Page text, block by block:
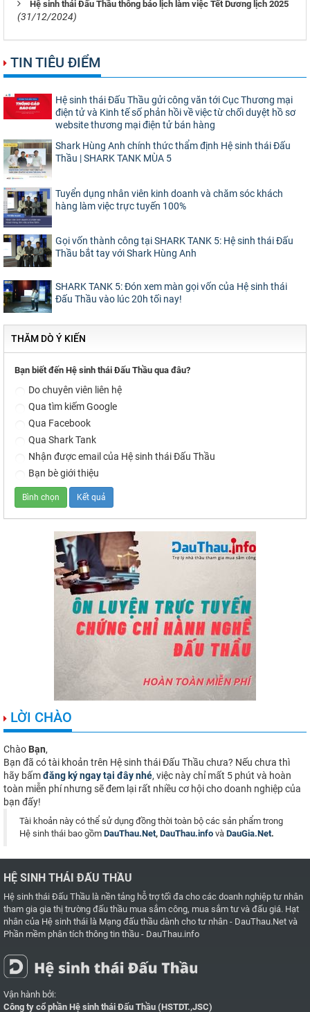
Hệ sinh thái Đấu Thầu thông báo lịch làm việc Tết Dương lịch 2025
(31/12/2024)
TIN TIÊU ĐIỂM
Hệ sinh thái Đấu Thầu gửi công văn tới Cục Thương mại
điện tử và Kinh tế số phản hồi về việc từ chối duyệt hồ sơ
website thương mại điện tử bán hàng
Shark Hùng Anh chính thức thẩm định Hệ sinh thái Đấu
Thầu | SHARK TANK MÙA 5
Tuyển dụng nhân viên kinh doanh và chăm sóc khách
hàng làm việc trực tuyến 100%
Gọi vốn thành công tại SHARK TANK 5: Hệ sinh thái Đấu
Thầu bắt tay với Shark Hùng Anh
SHARK TANK 5: Đón xem màn gọi vốn của Hệ sinh thái
Đấu Thầu vào lúc 20h tối nay!
THĂM DÒ Ý KIẾN
Bạn biết đến Hệ sinh thái Đấu Thầu qua đâu?
Do chuyên viên liên hệ
Qua tìm kiếm Google
Qua Facebook
Qua Shark Tank
Nhận được email của Hệ sinh thái Đấu Thầu
Bạn bè giới thiệu
LỜI CHÀO
Chào Bạn,
Bạn đã có tài khoản trên Hệ sinh thái Đấu Thầu chưa? Nếu chưa thì
hãy bấmđăng ký ngay tại đây nhé, việc này chỉ mất 5 phút và hoàn
toàn miễn phí nhưng sẽ đem lại rất nhiều cơ hội cho doanh nghiệp của
bạn đấy!
Tài khoản này có thể sử dụng đồng thời toàn bộ các sản phẩm trong
Hệ sinh thái bao gồm DauThau.Net, DauThau.info và DauGia.Net.
HỆ SINH THÁI ĐẤU THẦU
Hệ sinh thái Đấu Thầu là nền tảng hỗ trợ tối đa cho các doanh nghiệp tư nhân
tham gia gia thị trường đấu thầu mua sắm công, mua sắm tư và đấu giá. Hạt
nhân của Hệ sinh thái là Mạng đấu thầu dành cho tư nhân - DauThau.Net và
Phần mềm phân tích thông tin thầu - DauThau.info
Vận hành bởi:
Công ty cổ phần Hệ sinh thái Đấu Thầu (HSTDT.,JSC)